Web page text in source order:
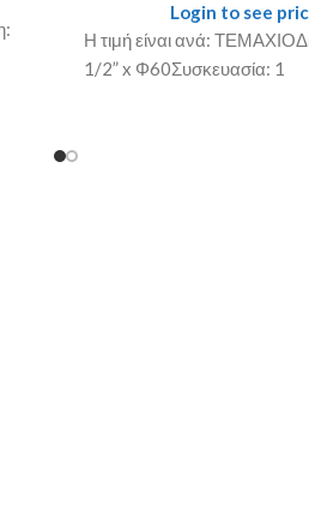
Login to see
Η τιμή είναι ανά:
1/2” x Φ60Συσκευασία: 1